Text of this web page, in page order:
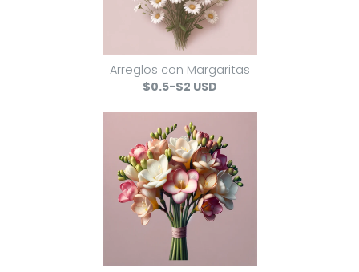
Arreglos con Margaritas
$0.5-$2 USD